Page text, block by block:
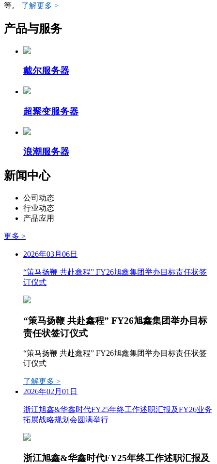
等。 了解更多 >
产品与服务
戴尔服务器
超聚变服务器
浪潮服务器
新闻中心
公司动态
行业动态
产品应用
更多 >
2026年03月06日
“策马扬鞭 共赴鑫程” FY26旭鑫集团举办目标责任状签
订仪式
“策马扬鞭 共赴鑫程” FY26旭鑫集团举办目标
责任状签订仪式
“策马扬鞭 共赴鑫程” FY26旭鑫集团举办目标责任状签
订仪式
了解更多 >
2026年02月01日
浙江旭鑫&华鑫时代FY25年终工作述职汇报及FY26业务
拓展战略规划会圆满举行
浙江旭鑫&华鑫时代FY25年终工作述职汇报及